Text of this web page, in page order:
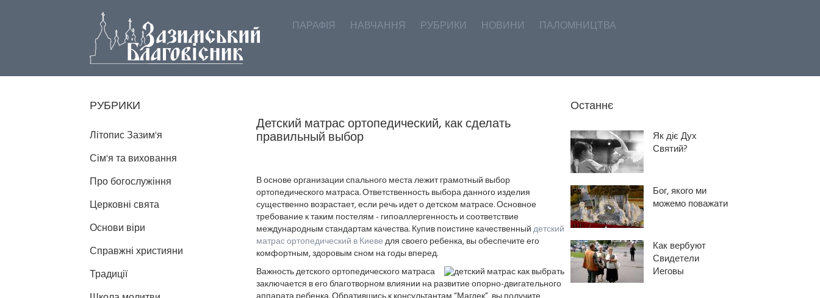
ПАРАФІЯ НАВЧАННЯ РУБРИКИ НОВИНИ ПАЛОМНИЦТВА
Детский матрас ортопедический, как сделать
правильный выбор
В основе организации спального места лежит грамотный выбор
ортопедического матраса. Ответственность выбора данного изделия
существенно возрастает, если речь идет о детском матрасе. Основное
требование к таким постелям - гипоаллергенность и соответствие
международным стандартам качества. Купив поистине качественныйдетский
матрас ортопедический в Киеведля своего ребенка, вы обеспечите его
комфортным, здоровым сном на годы вперед.
Важность детского ортопедического матраса
заключается в его благотворном влиянии на развитие опорно-двигательного
РУБРИКИ
Літопис Зазим'я
Сім'я та виховання
Про богослужіння
Церковні свята
Основи віри
Справжні християни
Традиції
Останнє
Як діє Дух
Святий?
Бог, якого ми
можемо поважати
Как вербуют
Свидетели
Иеговы